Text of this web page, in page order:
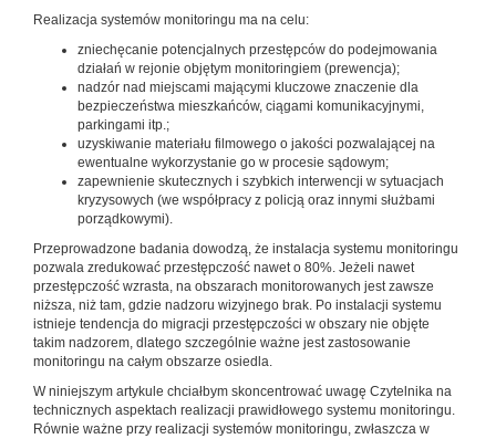
Realizacja systemów monitoringu ma na celu:
zniechęcanie potencjalnych przestępców do podejmowania
działań w rejonie objętym monitoringiem (prewencja);
nadzór nad miejscami mającymi kluczowe znaczenie dla
bezpieczeństwa mieszkańców, ciągami komunikacyjnymi,
parkingami itp.;
uzyskiwanie materiału filmowego o jakości pozwalającej na
ewentualne wykorzystanie go w procesie sądowym;
zapewnienie skutecznych i szybkich interwencji w sytuacjach
kryzysowych (we współpracy z policją oraz innymi służbami
porządkowymi).
Przeprowadzone badania dowodzą, że instalacja systemu monitoringu
pozwala zredukować przestępczość nawet o 80%. Jeżeli nawet
przestępczość wzrasta, na obszarach monitorowanych jest zawsze
niższa, niż tam, gdzie nadzoru wizyjnego brak. Po instalacji systemu
istnieje tendencja do migracji przestępczości w obszary nie objęte
takim nadzorem, dlatego szczególnie ważne jest zastosowanie
monitoringu na całym obszarze osiedla.
W niniejszym artykule chciałbym skoncentrować uwagę Czytelnika na
technicznych aspektach realizacji prawidłowego systemu monitoringu.
Równie ważne przy realizacji systemów monitoringu, zwłaszcza w